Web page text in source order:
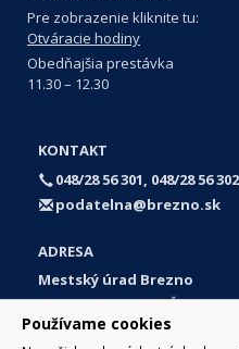
Používame cookies
Pre zobrazenie kliknite tu:
Otváracie hodiny
Obedňajšia prestávka
11.30 – 12.30
KONTAKT
048/28 56 301, 048/28 56 302
podatelna@brezno.sk
ADRESA
Mestský úrad Brezno
Námestie gen. M. R. Štefánika
977 01 Brezno